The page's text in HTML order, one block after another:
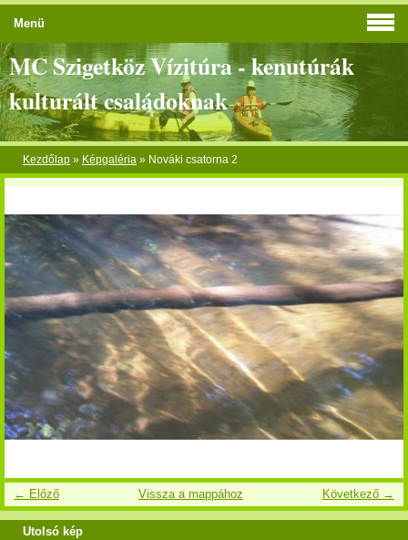
MC Szigetköz Vízitúra - kenutúrák
kulturált családoknak
Kezdőlap » Képgaléria » Nováki csatorna 2
← Előző Következő →
Vissza a mappához
Menü
Utolsó kép